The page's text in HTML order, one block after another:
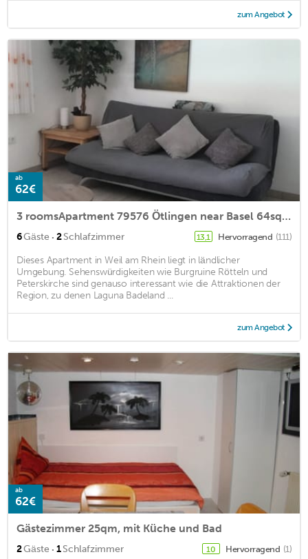
zum Angebot
ab
62€
3 roomsApartment 79576 Ötlingen near Basel 64sqm
6Gäste · 2Schlafzimmer 13,1 Hervorragend (111)
Dieses Apartment in Weil am Rhein liegt in ländlicher
Umgebung. Sehenswürdigkeiten wie Burgruine Rötteln und
Peterskirche sind genauso interessant wie die Attraktionen der
Region, zu denen Laguna Badeland ...
zum Angebot
ab
62€
Gästezimmer 25qm, mit Küche und Bad
2Gäste · 1Schlafzimmer 10 Hervorragend (1)